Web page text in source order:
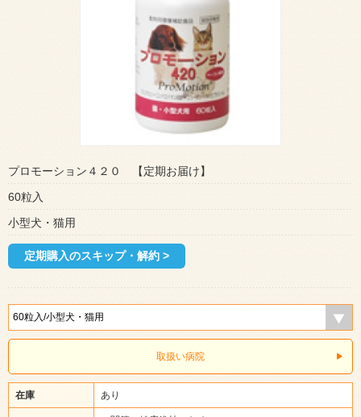
プロモーション４２０ 【定期お届け】
60粒入
小型犬・猫用
定期購入のスキップ・解約 >
取扱い病院
在庫 あり